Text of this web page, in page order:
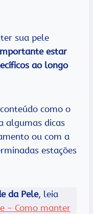
sua pele
estar
ao longo
como o
algumas dicas
ou com a
estações
da Pele, leia
– Como manter